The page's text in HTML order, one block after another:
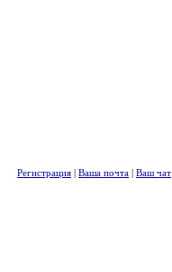
Регистрация | Ваша почта | Ваш чат